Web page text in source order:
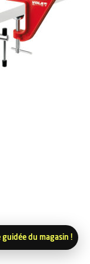
guidée du magasin !